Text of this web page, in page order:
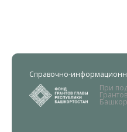
Справочно-
При